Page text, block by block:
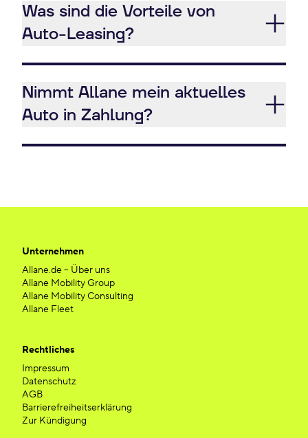
Was sind die Vorteile von
Auto-Leasing?
Nimmt Allane mein aktuelles
Auto in Zahlung?
Unternehmen
Allane.de – Über uns
Allane Mobility Group
Allane Mobility Consulting
Allane Fleet
Rechtliches
Impressum
Datenschutz
AGB
Barrierefreiheitserklärung
Zur Kündigung